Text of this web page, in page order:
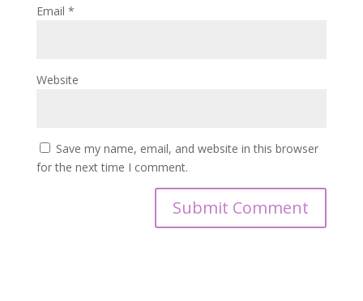
Email *
Website
Save my name, email, and website in this browser
for the next time I comment.